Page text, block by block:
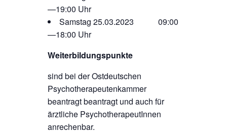
—19:00 Uhr
Samstag 25.03.2023 09:00
—18:00 Uhr
Weiterbildungspunkte
sind bei der Ostdeutschen
Psychotherapeutenkammer
beantragt beantragt und auch für
ärztliche PsychotherapeutInnen
anrechenbar.